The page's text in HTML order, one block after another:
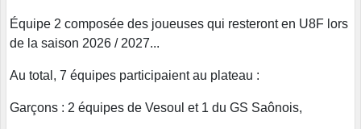
Équipe 2 composée des joueuses qui resteront en U8F lors
de la saison 2026 / 2027...
Au total, 7 équipes participaient au plateau :
Garçons : 2 équipes de Vesoul et 1 du GS Saônois,